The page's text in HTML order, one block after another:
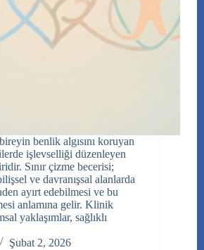
benlik algısını koruyan
işlevselliği düzenleyen
Sınır çizme becerisi;
ve davranışsal alanlarda
ayırt edebilmesi ve bu
anlamına gelir. Klinik
yaklaşımlar, sağlıklı
Şubat 2, 2026